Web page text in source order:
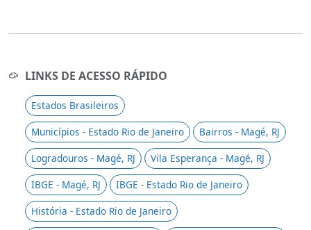
LINKS DE ACESSO RÁPIDO
Estados Brasileiros
Municípios - Estado Rio de Janeiro
Bairros - Magé, RJ
Logradouros - Magé, RJ
Vila Esperança - Magé, RJ
IBGE - Magé, RJ
IBGE - Estado Rio de Janeiro
História - Estado Rio de Janeiro